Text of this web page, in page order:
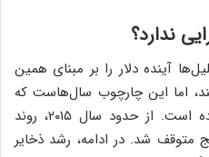
ندارد؟
آینده دلار را بر مبنای همین
بررسی می‌کنند، اما این چارچوب سال‌هاست که
کارایی اولیه خود را از دست داده است. از حدود سال ۲۰۱۵، روند
متوقف شد. در ادامه، رشد ذخایر